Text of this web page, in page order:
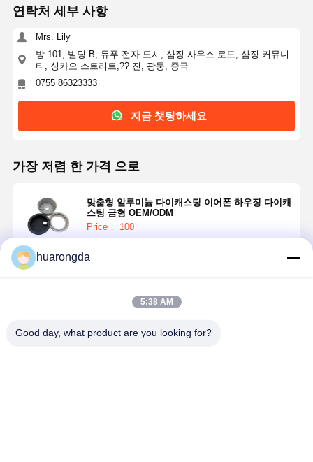
연락처 세부 사항
Mrs. Lily
방 101, 빌딩 B, 듀푸 전자 도시, 샴징 사우스 로드, 샴징 커뮤니
티, 싱카오 스트리트,?? 진, 광둥, 중국
0755 86323333
지금 챗팅하세요
가장 저렴 한 가격 으로
맞춤형 알루미늄 다이캐스팅 이어폰 하우징 다이캐
스팅 금형 OEM/ODM
Price： 100
huarongda
5:38 AM
Good day, what product are you looking for?